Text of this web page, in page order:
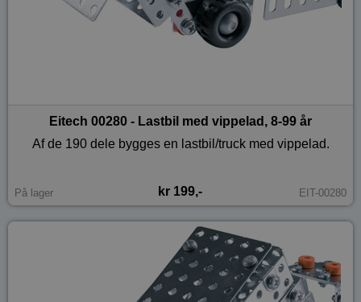
Eitech 00280 - Lastbil med vippelad, 8-99 år
Af de 190 dele bygges en lastbil/truck med vippelad.
På lager kr 199,- EIT-00280